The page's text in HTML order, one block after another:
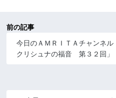
前の記事
今日のＡＭＲＩＴＡチャンネ
クリシュナの福音 第３２回」